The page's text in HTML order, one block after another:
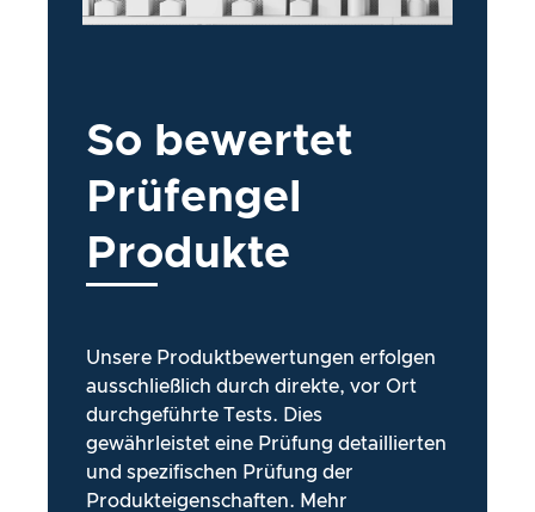
So bewertet
Prüfengel
Produkte
Unsere Produktbewertungen erfolgen
ausschließlich durch direkte, vor Ort
durchgeführte Tests. Dies
gewährleistet eine Prüfung detaillierten
und spezifischen Prüfung der
Produkteigenschaften. Mehr